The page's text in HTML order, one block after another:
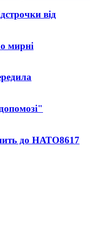
від
мирні
до НАТО8617